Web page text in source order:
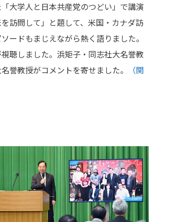
大学人と日本共産党のつどい」で講演
訪問して」と題して、米国・カナダ訪
ードもまじえながら熱く語りました。
聴しました。浜矩子・同志社大名誉教
誉教授がコメントを寄せました。
（関